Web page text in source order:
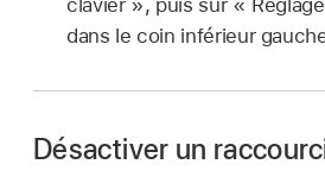
dans le coin inférieur
Désactiver un